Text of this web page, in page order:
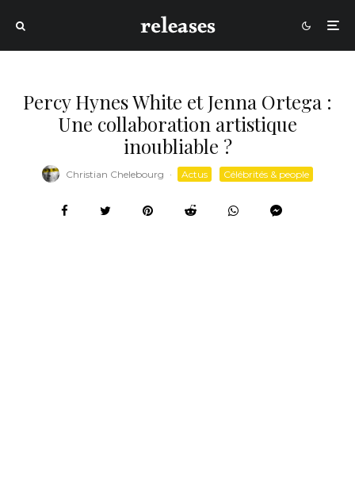
Percy Hynes White et Jenna Ortega :
Une collaboration artistique
inoubliable ?
Christian Chelebourg · Actus Célébrités & people